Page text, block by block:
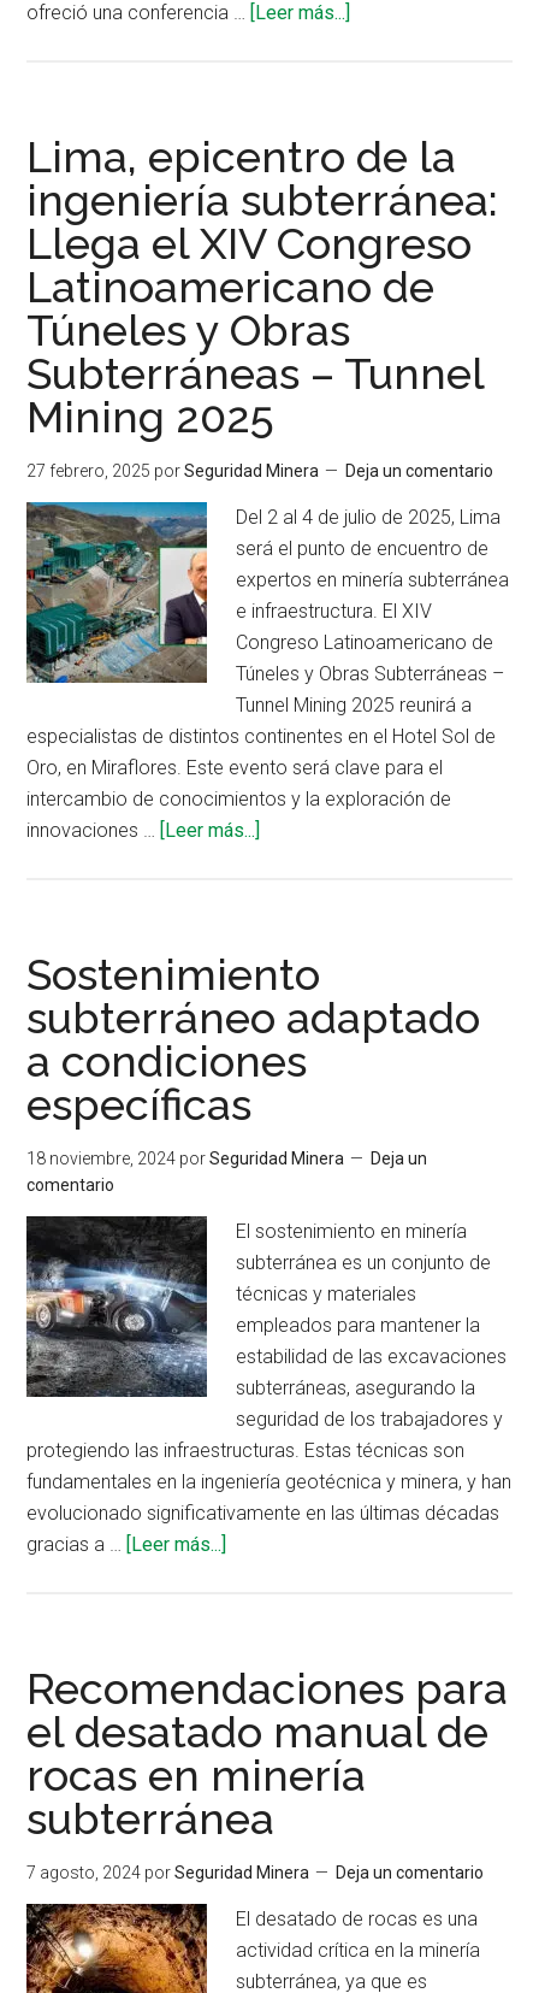
ofreció una conferencia … [Leer más...]
para
responder
a
emergencias
subterráneas
Lima, epicentro de la
ingeniería subterránea:
Llega el XIV Congreso
Latinoamericano de
Túneles y Obras
Subterráneas – Tunnel
Mining 2025
27 febrero, 2025 porSeguridad Minera Deja un comentario
Del 2 al 4 de julio de 2025, Lima
será el punto de encuentro de
expertos en minería subterránea
e infraestructura. El XIV
Congreso Latinoamericano de
Túneles y Obras Subterráneas –
Tunnel Mining 2025 reunirá a
especialistas de distintos continentes en el Hotel Sol de
Oro, en Miraflores. Este evento será clave para el
intercambio de conocimientos y la exploración de
innovaciones … [Leer más...]
la
ingeniería
subterránea:
Llega
de
Túneles
y
Obras
Subterráneas
–
Tunnel
Mining
2025
Sostenimiento
subterráneo adaptado
a condiciones
específicas
18 noviembre, 2024 porSeguridad Minera
Deja un
comentario
El sostenimiento en minería
subterránea es un conjunto de
técnicas y materiales
empleados para mantener la
estabilidad de las excavaciones
subterráneas, asegurando la
seguridad de los trabajadores y
protegiendo las infraestructuras. Estas técnicas son
fundamentales en la ingeniería geotécnica y minera, y han
evolucionado significativamente en las últimas décadas
gracias a … [Leer más...]
adaptado
a
condiciones
específicas
Recomendaciones para
el desatado manual de
rocas en minería
subterránea
7 agosto, 2024 porSeguridad Minera Deja un comentario
El desatado de rocas es una
actividad crítica en la minería
subterránea, ya que es